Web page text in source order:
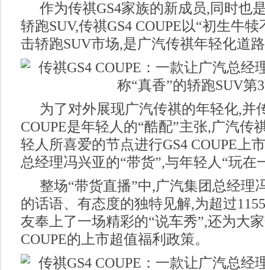
作为传祺GS4家族的新成员,同时也
轿跑SUV,传祺GS4 COUPE以“初生牛
击轿跑SUV市场,是广汽传祺年轻化道
为了对外展现广汽传祺的年轻化,并
COUPE是年轻人的“酷配”主张,广汽传
轻人所喜爱的节点进行GS4 COUPE上
总经理冯兴亚的“带货”,与年轻人“玩在
整场“带货直播”中,广汽集团总经理
的话语、有态度的独特见解,为超过
友奉上了一场精彩的“说车秀”,还为大
COUPE的上市超值福利政策。